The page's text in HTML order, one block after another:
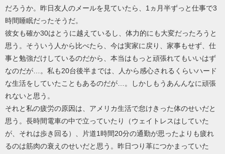
だろうか。昨日友人のメールを見ていたら、1ヵ月半ずっと仕事で3
時間睡眠だったそうだ。
彼女も確か30はとうに越えているし、体力的にも大変だったろうと
思う。そういう人から比べたら、今は実家に戻り、家事もせず、仕
事と勉強だけしているのだから、本当はもっと頑張れてもいいはず
なのだが…。私も20台後半までは、人から感心されるくらいハード
な生活をしていたこともあるのだが…。しかしもうあんんなに頑張
れないと思う。
それと私の疲労の原因は、アメリカ生活で怠けきった体のせいだと
思う。長時間電車の中で立っていたり（ウェイトレスはしていた
が、それは歩き回る）、片道1時間20分の通勤が思ったよりも疲れ
るのは筋肉の衰えのせいだと思う。昨日つり革につかまっていた